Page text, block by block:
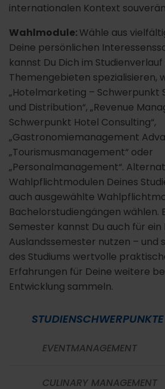
internationalen Kontext
Wahlmodule:Wähle aus
Deine persönlichen
kannst Du Dich im
Themengebieten spezialisieren,
„Hotelmarketing – Schwerpunkt
und Distribution“, „Revenue
Schwerpunkt Hotel Consulting“,
„Gastronomiemanagement
„Tourismusmanagement“ oder
„Personalmanagement“.
Wahlpflichtmodulen Deines
auch ausgewählte
Bachelorstudiengängen wählen.
Semester kannst Du auch für
Auslandssemester nutzen – und
des Studiums wertvolle
Erfahrungen für Deine weitere
Entwicklung sammeln.
STUDIENSCHWERPUNKTE
EVENTMANAGEMENT
CULINARY MANAGEMENT